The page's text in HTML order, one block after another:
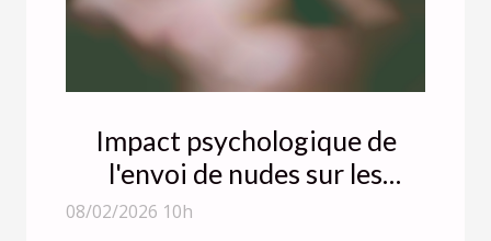
Impact psychologique de
l'envoi de nudes sur les
femmes ?
08/02/2026 10h